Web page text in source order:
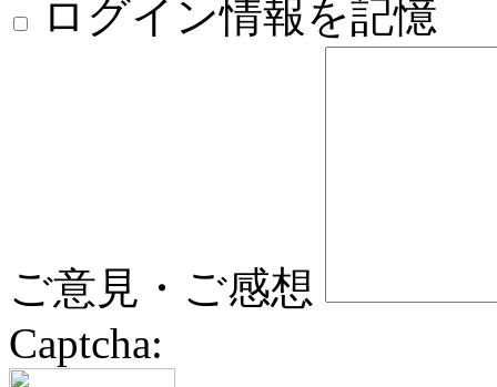
ログイン情報を記憶
ご意見・ご感想
Captcha: